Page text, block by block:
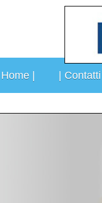
| Home | |